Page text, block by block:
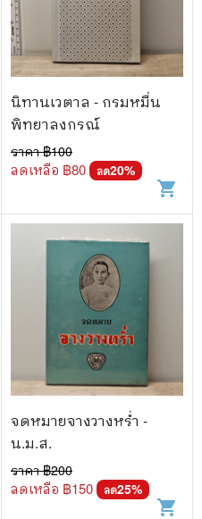
นิทานเวตาล - กรมหมื่น
พิทยาลงกรณ์
ราคา ฿100
ลดเหลือ ฿80 ลด20%
shopping_cart
จดหมายจางวางหร่ำ -
น.ม.ส.
ราคา ฿200
ลดเหลือ ฿150 ลด25%
shopping_cart